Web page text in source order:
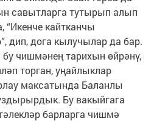
савытларга тутырып алып
“Икенче кайтканчы
дип, дога кылучылар да бар.
бу чишмәнең тарихын өйрәнү,
торган, уңайлыклар
максатында Баланлы
Бу вакыйгага
барларга чишмә